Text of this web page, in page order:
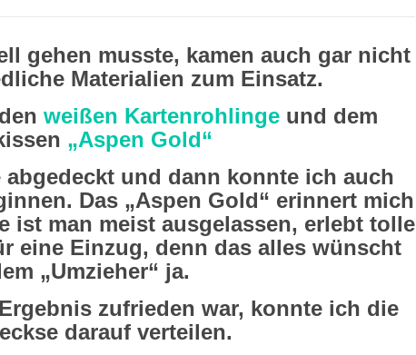
gehen musste, kamen auch gar nicht
Materialien zum Einsatz.
weißen Kartenrohlinge und dem
„Aspen Gold“
und dann konnte ich auch
Das „Aspen Gold“ erinnert mich
ist man meist ausgelassen, erlebt tolle
eine Einzug, denn das alles wünscht
„Umzieher“ ja.
zufrieden war, konnte ich die
darauf verteilen.